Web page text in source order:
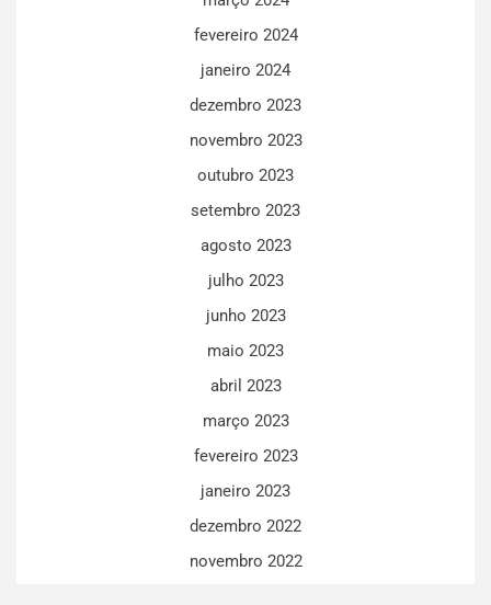
fevereiro 2024
janeiro 2024
dezembro 2023
novembro 2023
outubro 2023
setembro 2023
agosto 2023
julho 2023
junho 2023
maio 2023
abril 2023
março 2023
fevereiro 2023
janeiro 2023
dezembro 2022
novembro 2022